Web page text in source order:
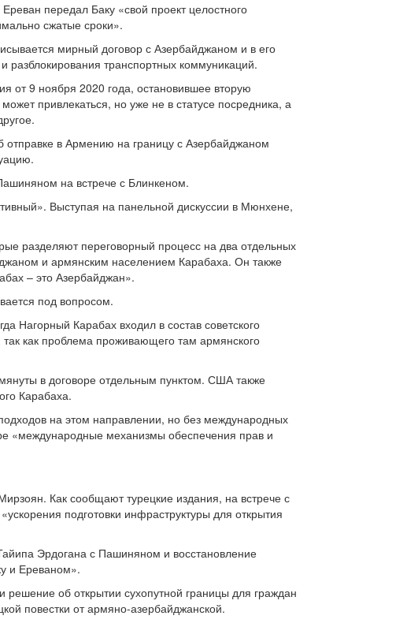
передал Баку «свой проект целостного
сжатые сроки».
мирный договор с Азербайджаном и в его
транспортных коммуникаций.
от 9 ноября 2020 года, остановившее вторую
привлекаться, но уже не в статусе посредника, а
отправке в Армению на границу с Азербайджаном
на встрече с Блинкеном.
Выступая на панельной дискуссии в Мюнхене,
разделяют переговорный процесс на два отдельных
и армянским населением Карабаха. Он также
– это Азербайджан».
под вопросом.
Нагорный Карабах входил в состав советского
как проблема проживающего там армянского
в договоре отдельным пунктом. США также
Карабаха.
на этом направлении, но без международных
«международные механизмы обеспечения прав и
Как сообщают турецкие издания, на встрече с
подготовки инфраструктуры для открытия
Эрдогана с Пашиняном и восстановление
и Ереваном».
об открытии сухопутной границы для граждан
повестки от армяно-азербайджанской.